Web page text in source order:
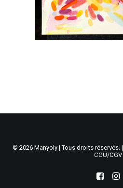
Panier
© 2026 Manyoly | Tous droits réservés. |
CGU/CGV